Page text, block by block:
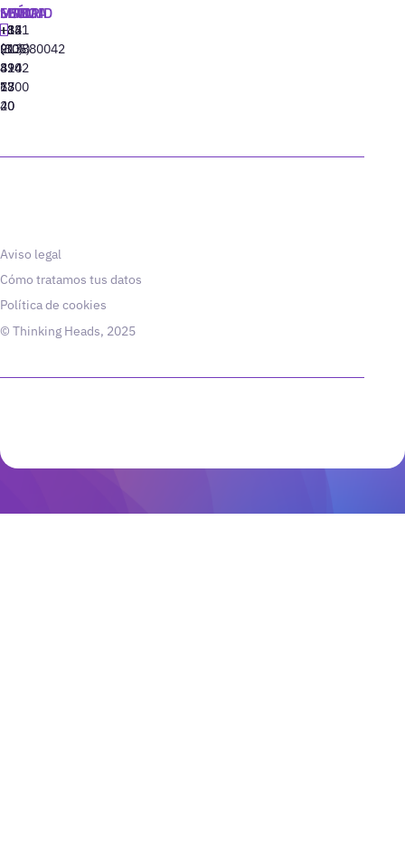
MADRID
+34
91
310
77
40
MIAMI
+1
(305)
424
13
20
SEÚL
+82
(10)
8942
6800
LISBOA
‪+351
213880042
Aviso legal
Cómo tratamos tus datos
Política de cookies
© Thinking Heads, 2025